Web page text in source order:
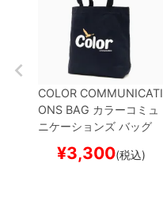
COLOR COMMUNICATI
ONS BAG カラーコミュ
ニケーションズ バッグ
NAVYスケートボー
¥3,300(税込)